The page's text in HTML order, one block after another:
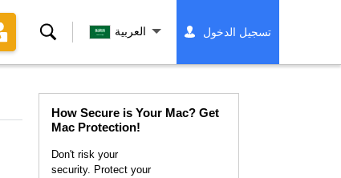
بحث العربية تسجيل الدخول
How Secure is Your Mac? Get
Mac Protection!
Don't risk your
security. Protect your